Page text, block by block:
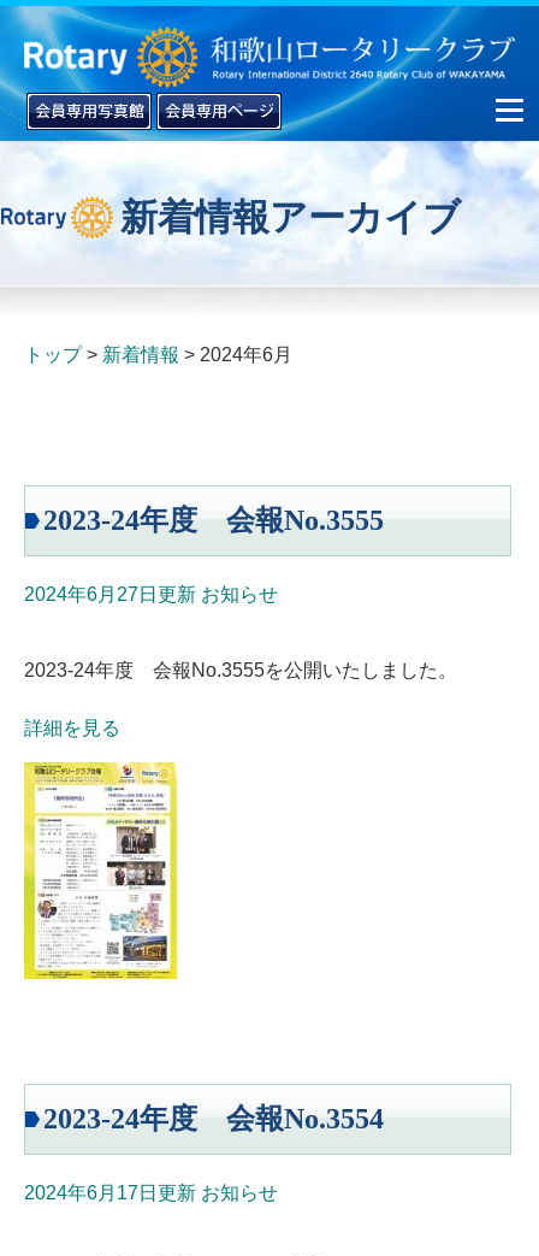
新着情報アーカイブ
トップ 新着情報 2024年6月
2023-24年度 会報No.3555
2024年6月27日更新 お知らせ
2023-24年度 会報No.3555を公開いたしました。
詳細を見る
2023-24年度 会報No.3554
2024年6月17日更新 お知らせ